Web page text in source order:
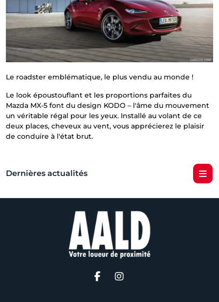
Le roadster emblématique, le plus vendu au monde !
Le look époustouflant et les proportions parfaites du
Mazda MX-5 font du design KODO – l'âme du mouvement
un véritable régal pour les yeux. Installé au volant de ce
deux places, cheveux au vent, vous apprécierez le plaisir
de conduire à l'état brut.
Dernières actualités